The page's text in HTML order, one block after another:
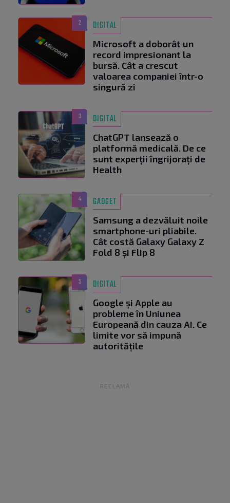
2 DIGITAL
Microsoft a doborât un
record impresionant la
bursă. Cât a crescut
valoarea companiei într-o
singură zi
3 DIGITAL
ChatGPT lansează o
platformă medicală. De ce
sunt experții îngrijorați de
Health
4 GADGET
Samsung a dezvăluit noile
smartphone-uri pliabile.
Cât costă Galaxy Galaxy Z
Fold 8 și Flip 8
5 DIGITAL
Google și Apple au
probleme în Uniunea
Europeană din cauza AI. Ce
limite vor să impună
autoritățile
RECLAMĂ